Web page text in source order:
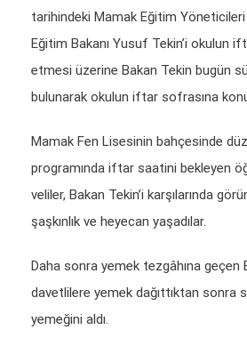
tarihindeki Mamak Eğitim Yöneticileri
Eğitim Bakanı Yusuf Tekin’i okulun
etmesi üzerine Bakan Tekin bugün
bulunarak okulun iftar sofrasına
Mamak Fen Lisesinin bahçesinde
programında iftar saatini bekleyen
veliler, Bakan Tekin’i karşılarında
şaşkınlık ve heyecan yaşadılar.
Daha sonra yemek tezgâhına geçen
davetlilere yemek dağıttıktan sonra
yemeğini aldı.